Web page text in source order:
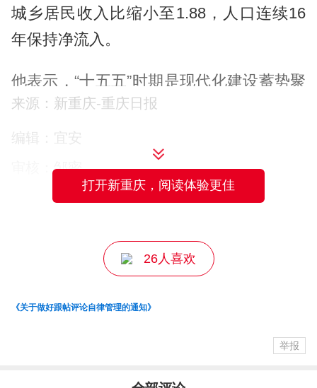
城乡居民收入比缩小至1.88，人口连续16
年保持净流入。
他表示，“十五五”时期是现代化建设蓄势聚
能、全面跃升的关键时期，璧山紧扣服务
做实“两大定位”、发挥“三个作用”、建设“六
区一高地”，锚定了一条主题主线——全力
打造“黛山秀湖 活力璧山”。
的盛赞，是山水相依、城景相融城市形象
的生动写照，塑造了璧山最鲜明、最独特
的城市标识；“活力璧山”是璧山实干当下、
新奔涌、开放包容、文脉绵延、烟火暖
来源：新重庆-重庆日报
编辑：宜安
审核：邹密
主编：颜安
打开新重庆，阅读体验更佳
26人喜欢
《关于做好跟帖评论自律管理的通知》
举报